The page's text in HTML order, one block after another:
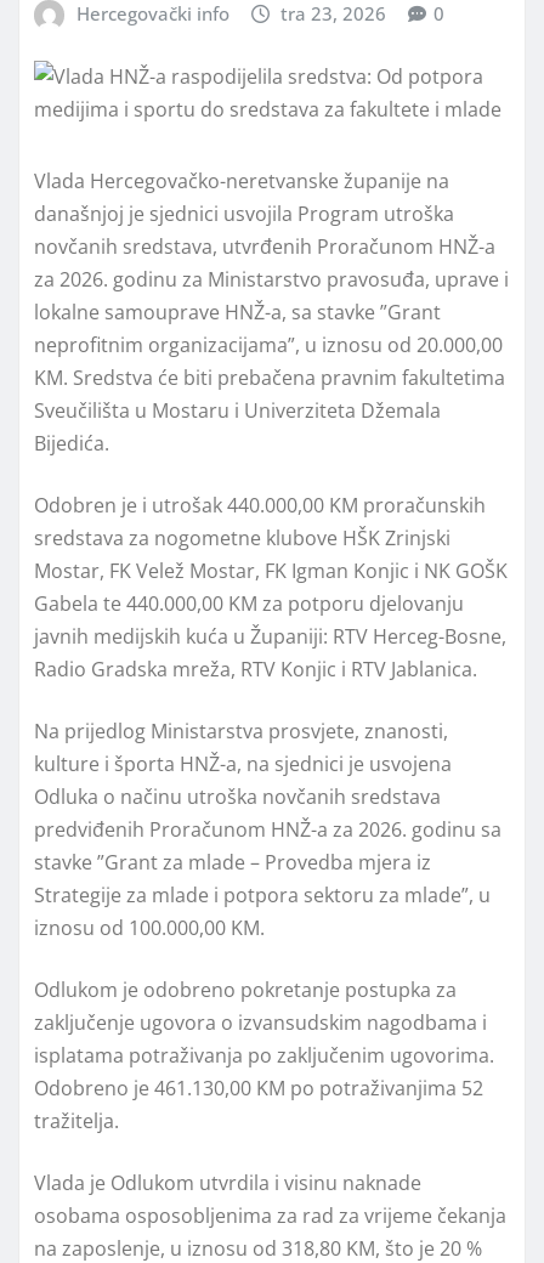
Hercegovački info tra 23, 2026 0
Vlada Hercegovačko-neretvanske županije na
današnjoj je sjednici usvojila Program utroška
novčanih sredstava, utvrđenih Proračunom HNŽ-a
za 2026. godinu za Ministarstvo pravosuđa, uprave i
lokalne samouprave HNŽ-a, sa stavke ”Grant
neprofitnim organizacijama”, u iznosu od 20.000,00
KM. Sredstva će biti prebačena pravnim fakultetima
Sveučilišta u Mostaru i Univerziteta Džemala
Bijedića.
Odobren je i utrošak 440.000,00 KM proračunskih
sredstava za nogometne klubove HŠK Zrinjski
Mostar, FK Velež Mostar, FK Igman Konjic i NK GOŠK
Gabela te 440.000,00 KM za potporu djelovanju
javnih medijskih kuća u Županiji: RTV Herceg-Bosne,
Radio Gradska mreža, RTV Konjic i RTV Jablanica.
Na prijedlog Ministarstva prosvjete, znanosti,
kulture i športa HNŽ-a, na sjednici je usvojena
Odluka o načinu utroška novčanih sredstava
predviđenih Proračunom HNŽ-a za 2026. godinu sa
stavke ”Grant za mlade – Provedba mjera iz
Strategije za mlade i potpora sektoru za mlade”, u
iznosu od 100.000,00 KM.
Odlukom je odobreno pokretanje postupka za
zaključenje ugovora o izvansudskim nagodbama i
isplatama potraživanja po zaključenim ugovorima.
Odobreno je 461.130,00 KM po potraživanjima 52
tražitelja.
Vlada je Odlukom utvrdila i visinu naknade
osobama osposobljenima za rad za vrijeme čekanja
na zaposlenje, u iznosu od 318,80 KM, što je 20 %